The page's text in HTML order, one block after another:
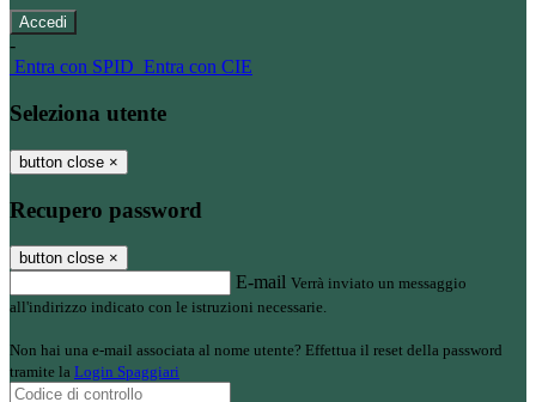
-
Entra con SPID Entra con CIE
Seleziona utente
button close ×
Recupero password
button close ×
E-mail Verrà inviato un messaggio
all'indirizzo indicato con le istruzioni necessarie.
Non hai una e-mail associata al nome utente? Effettua il reset della password
tramite la Login Spaggiari